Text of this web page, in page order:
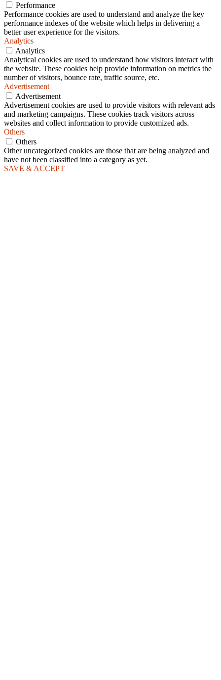
Performance
Performance cookies are used to understand and analyze the key
performance indexes of the website which helps in delivering a
better user experience for the visitors.
Analytics
Analytics
Analytical cookies are used to understand how visitors interact with
the website. These cookies help provide information on metrics the
number of visitors, bounce rate, traffic source, etc.
Advertisement
Advertisement
Advertisement cookies are used to provide visitors with relevant ads
and marketing campaigns. These cookies track visitors across
websites and collect information to provide customized ads.
Others
Others
Other uncategorized cookies are those that are being analyzed and
have not been classified into a category as yet.
SAVE & ACCEPT